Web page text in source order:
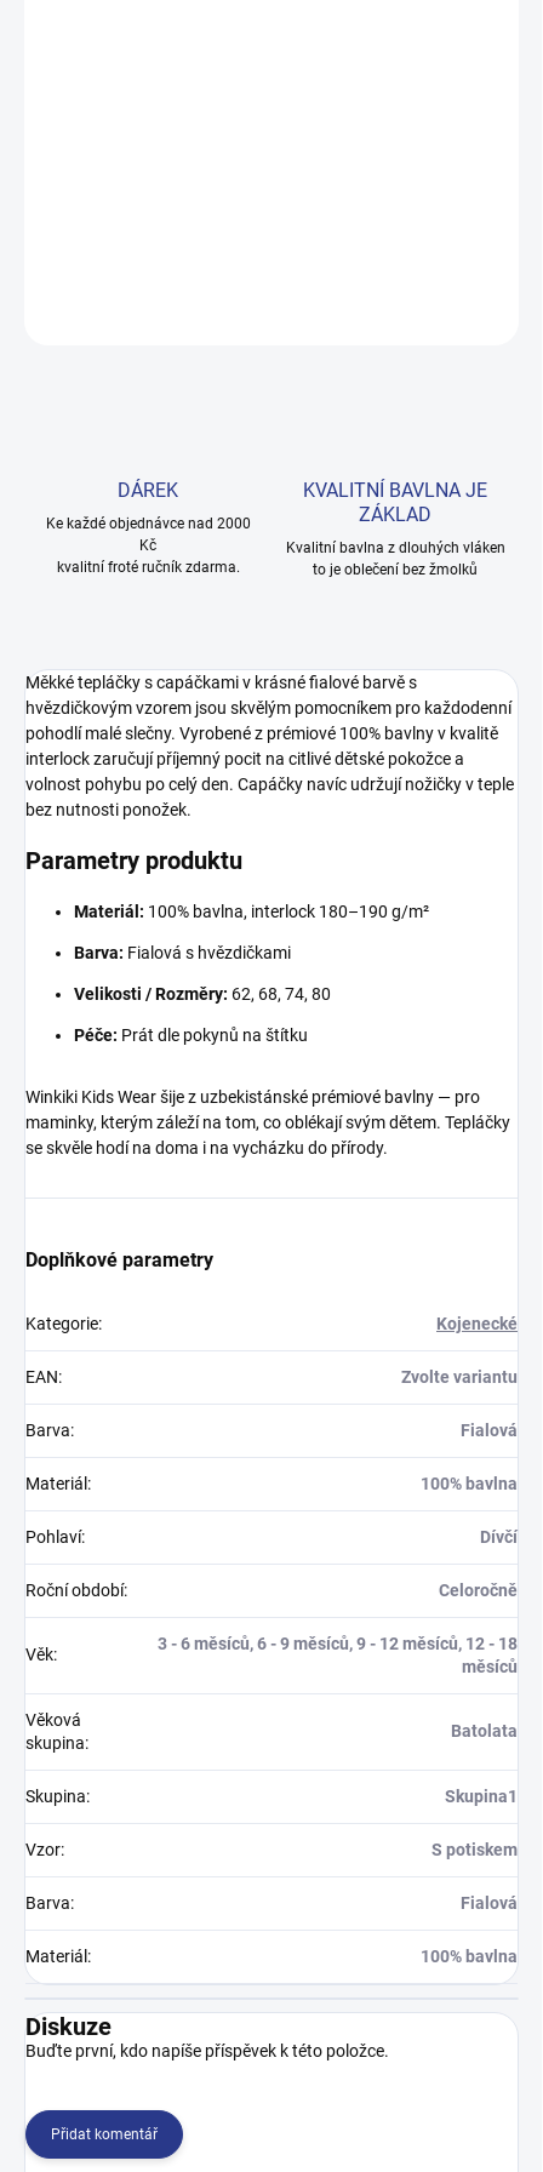
DÁREK
Ke každé objednávce nad 2000
Kč
kvalitní froté ručník zdarma.
KVALITNÍ BAVLNA JE
ZÁKLAD
Kvalitní bavlna z dlouhých vláken
to je oblečení bez žmolků
Měkké tepláčky s capáčkami v krásné fialové barvě s
hvězdičkovým vzorem jsou skvělým pomocníkem pro každodenní
pohodlí malé slečny. Vyrobené z prémiové 100% bavlny v kvalitě
interlock zaručují příjemný pocit na citlivé dětské pokožce a
volnost pohybu po celý den. Capáčky navíc udržují nožičky v teple
bez nutnosti ponožek.
Parametry produktu
Materiál: 100% bavlna, interlock 180–190 g/m²
Barva: Fialová s hvězdičkami
Velikosti / Rozměry: 62, 68, 74, 80
Péče: Prát dle pokynů na štítku
Winkiki Kids Wear šije z uzbekistánské prémiové bavlny — pro
maminky, kterým záleží na tom, co oblékají svým dětem. Tepláčky
se skvěle hodí na doma i na vycházku do přírody.
Doplňkové parametry
Kategorie: Kojenecké
EAN: Zvolte variantu
Barva: Fialová
Materiál : 100% bavlna
Pohlaví: Dívčí
Roční období: Celoročně
Věk:
3 - 6 měsíců, 6 - 9 měsíců, 9 - 12 měsíců, 12 - 18
měsíců
Věková
skupina:
Batolata
Skupina: Skupina1
Vzor: S potiskem
Barva: Fialová
Materiál : 100% bavlna
Diskuze
Buďte první, kdo napíše příspěvek k této položce.
Přidat komentář